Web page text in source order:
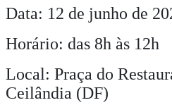
Data: 12 de junho de
Horário: das 8h às 12h
Local: Praça do
Ceilândia (DF)